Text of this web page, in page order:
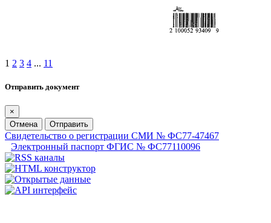
1 2 3 4 ... 11
Отправить документ
×
Отмена
Отправить
Свидетельство о регистрации СМИ № ФС77-47467
Электронный паспорт ФГИС № ФС77110096